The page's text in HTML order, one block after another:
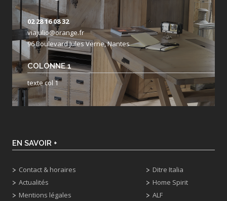
02 28 16 08 32
viajulio@orange.fr
96 Boulevard Jules Verne, Nantes
COLONNE 1
texte col 1
EN SAVOIR +
Contact & horaires
Actualités
Mentions légales
Ditre Italia
Home Spirit
ALF